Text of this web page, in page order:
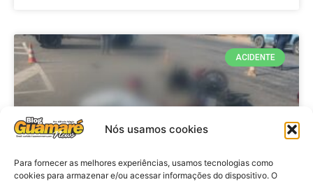
Nós usamos cookies
Para fornecer as melhores experiências, usamos tecnologias como
cookies para armazenar e/ou acessar informações do dispositivo. O
ACIDENTE